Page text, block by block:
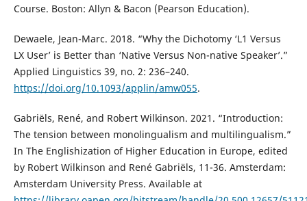
Course. Boston: Allyn & Bacon (Pearson Education).
Dewaele, Jean-Marc. 2018. “Why the Dichotomy ‘L1 Versus
LX User’ is Better than ‘Native Versus Non-native Speaker’.”
Applied Linguistics 39, no. 2: 236–240.
https://doi.org/10.1093/applin/amw055.
Gabriëls, René, and Robert Wilkinson. 2021. “Introduction:
The tension between monolingualism and multilingualism.”
In The Englishization of Higher Education in Europe, edited
by Robert Wilkinson and René Gabriëls, 11-36. Amsterdam:
Amsterdam University Press. Available at